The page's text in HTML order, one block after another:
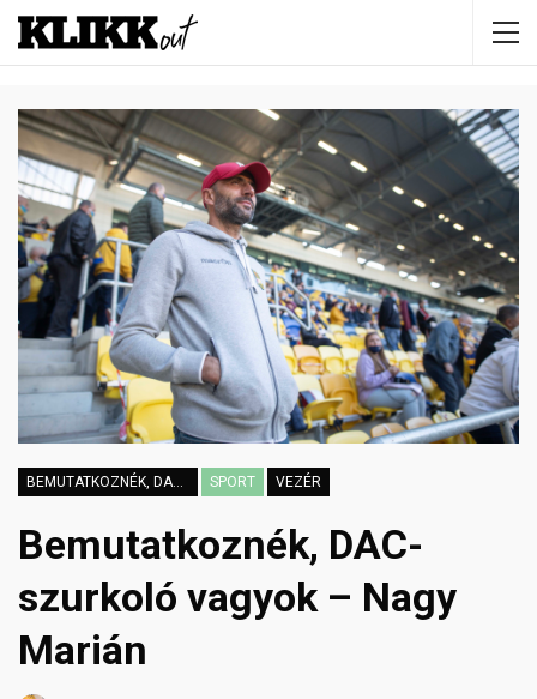
SPORT VEZÉR
Bemutatkoznék, DAC-
szurkoló vagyok – Nagy
Marián